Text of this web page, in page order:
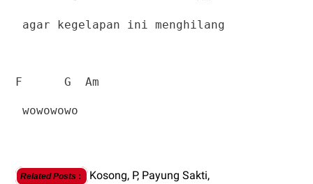
agar kegelapan ini menghilang
F G Am
wowowowo
Related Posts : Kosong, P, Payung Sakti,